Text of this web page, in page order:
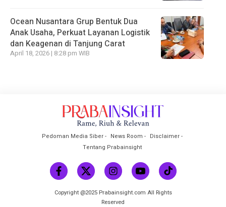
Ocean Nusantara Grup Bentuk Dua
Anak Usaha, Perkuat Layanan Logistik
dan Keagenan di Tanjung Carat
April 18, 2026 | 8:28 pm WIB
Pedoman Media Siber News Room
Disclaimer
Tentang Prabainsight
Copyright @2025 Prabainsight.com All Rights
Reserved